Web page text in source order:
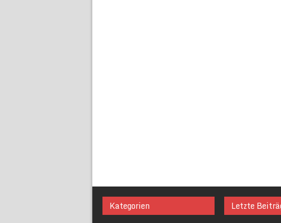
Kategorien Letzte